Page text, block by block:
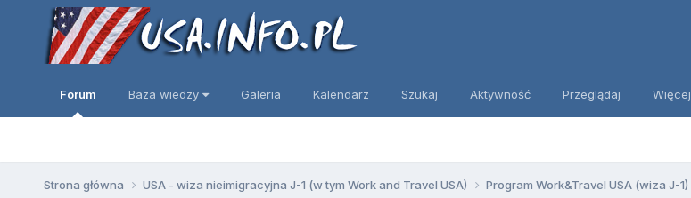
Forum Baza wiedzy Galeria Kalendarz Szukaj Aktywność Przeglądaj Więcej
Strona główna USA - wiza nieimigracyjna J-1 (w tym Work and Travel USA) Program Work&Travel USA (wiza J-1)